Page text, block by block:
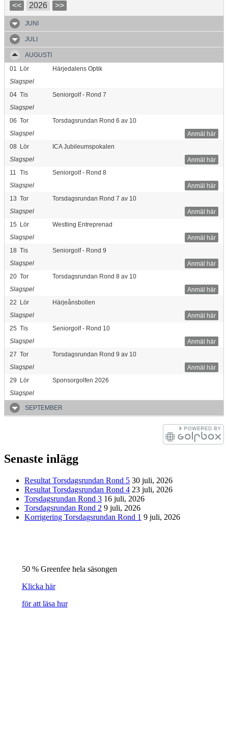
<< 2026 >>
JUNI
JULI
AUGUSTI
01
Lör
Härjedalens Optik
Slagspel
04 Tis
Seniorgolf - Rond 7
Slagspel
06 Tor
Torsdagsrundan Rond 6 av 10
Anmäl här
Slagspel
08 Lör
ICA Jubileumspokalen
Anmäl här
Slagspel
11
Tis
Seniorgolf - Rond 8
Anmäl här
Slagspel
13 Tor
Torsdagsrundan Rond 7 av 10
Anmäl här
Slagspel
15 Lör
Westling Entreprenad
Anmäl här
Slagspel
18 Tis
Seniorgolf - Rond 9
Anmäl här
Slagspel
20 Tor
Torsdagsrundan Rond 8 av 10
Anmäl här
Slagspel
22 Lör
Härjeånsbollen
Anmäl här
Slagspel
25 Tis
Seniorgolf - Rond 10
Anmäl här
Slagspel
27 Tor
Torsdagsrundan Rond 9 av 10
Anmäl här
Slagspel
29 Lör
Sponsorgolfen 2026
Slagspel
SEPTEMBER
Senaste inlägg
Resultat Torsdagsrundan Rond 5 30 juli, 2026
Resultat Torsdagsrundan Rond 4 23 juli, 2026
Torsdagsrundan Rond 3 16 juli, 2026
Torsdagsrundan Rond 2 9 juli, 2026
Korrigering Torsdagsrundan Rond 1 9 juli, 2026
50 % Greenfee hela säsongen
Klicka här
för att läsa hur